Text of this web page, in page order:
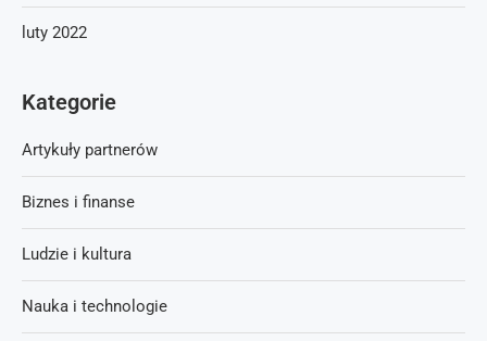
luty 2022
Kategorie
Artykuły partnerów
Biznes i finanse
Ludzie i kultura
Nauka i technologie